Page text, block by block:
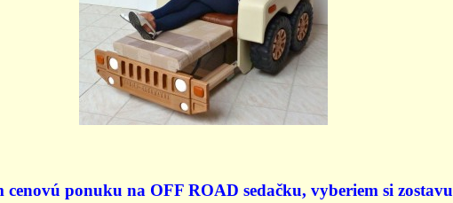
cenovú ponuku na OFF ROAD sedačku, vyberiem si zostavu